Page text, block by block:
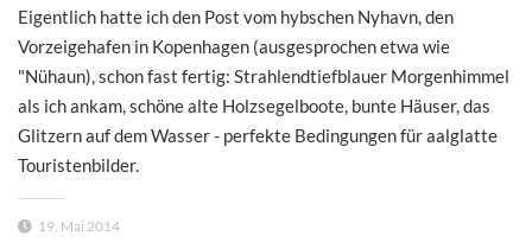
Eigentlich hatte ich den Post vom hybschen Nyhavn, den
Vorzeigehafen in Kopenhagen (ausgesprochen etwa wie
"Nühaun), schon fast fertig: Strahlendtiefblauer Morgenhimmel
als ich ankam, schöne alte Holzsegelboote, bunte Häuser, das
Glitzern auf dem Wasser - perfekte Bedingungen für aalglatte
Touristenbilder.
19. Mai 2014